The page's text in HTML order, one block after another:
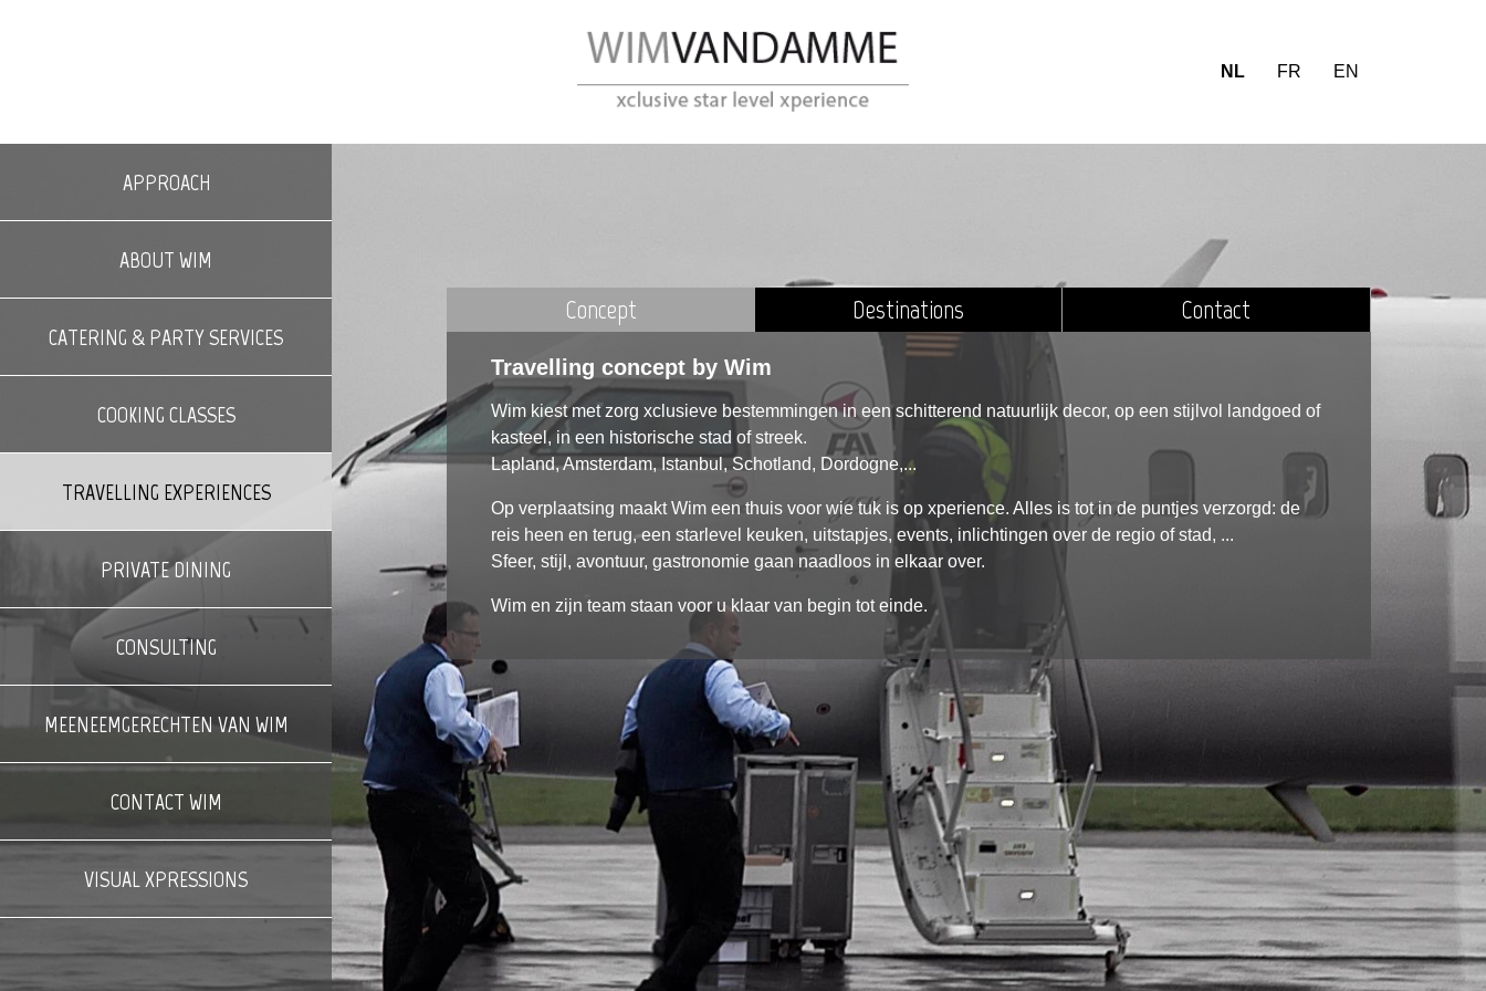
NL FR EN
APPROACH
ABOUT WIM
CATERING & PARTY SERVICES
COOKING CLASSES
TRAVELLING EXPERIENCES
PRIVATE DINING
CONSULTING
MEENEEMGERECHTEN VAN WIM
CONTACT WIM
VISUAL XPRESSIONS
Concept Destinations Contact
Travelling concept by Wim
Wim kiest met zorg xclusieve bestemmingen in een schitterend natuurlijk decor, op een stijlvol landgoed of
kasteel, in een historische stad of streek.
Lapland, Amsterdam, Istanbul, Schotland, Dordogne,...
Op verplaatsing maakt Wim een thuis voor wie tuk is op xperience. Alles is tot in de puntjes verzorgd: de
reis heen en terug, een starlevel keuken, uitstapjes, events, inlichtingen over de regio of stad, ...
Sfeer, stijl, avontuur, gastronomie gaan naadloos in elkaar over.
Wim en zijn team staan voor u klaar van begin tot einde.